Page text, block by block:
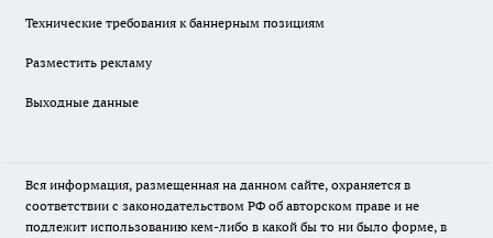
Технические требования к баннерным позициям
Разместить рекламу
Выходные данные
Вся информация, размещенная на данном сайте, охраняется в
соответствии с законодательством РФ об авторском праве и не
подлежит использованию кем-либо в какой бы то ни было форме, в